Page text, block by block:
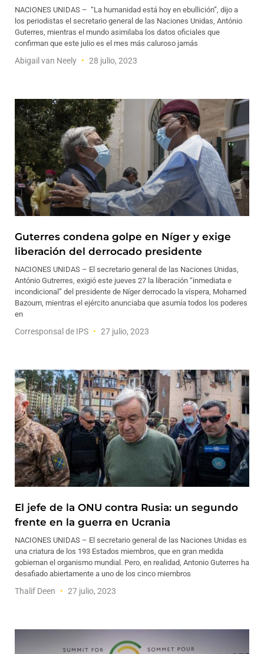
NACIONES UNIDAS – “La humanidad está hoy en ebullición”, dijo a
los periodistas el secretario general de las Naciones Unidas, António
Guterres, mientras el mundo asimilaba los datos oficiales que
confirman que este julio es el mes más caluroso jamás
Abigail van Neely 28 julio, 2023
Guterres condena golpe en Níger y exige
liberación del derrocado presidente
NACIONES UNIDAS – El secretario general de las Naciones Unidas,
António Gutrerres, exigió este jueves 27 la liberación “inmediata e
incondicional” del presidente de Níger derrocado la víspera, Mohamed
Bazoum, mientras el ejército anunciaba que asumía todos los poderes
en
Corresponsal de IPS 27 julio, 2023
El jefe de la ONU contra Rusia: un segundo
frente en la guerra en Ucrania
NACIONES UNIDAS – El secretario general de las Naciones Unidas es
una criatura de los 193 Estados miembros, que en gran medida
gobiernan el organismo mundial. Pero, en realidad, Antonio Guterres ha
desafiado abiertamente a uno de los cinco miembros
Thalif Deen 27 julio, 2023